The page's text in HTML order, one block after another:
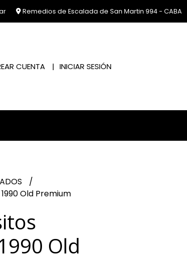
Remedios de Escalada de San Martin 994 - CABA
CUENTA INICIAR SESIÓN
Old Premium
Old